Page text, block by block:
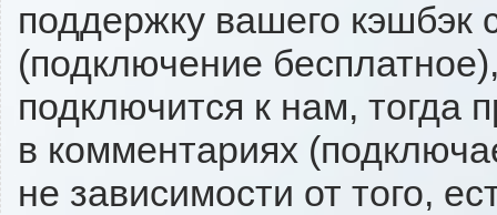
поддержку вашего кэшбэк
(подключение
подключится к нам, тогда
в комментариях
не зависимости от того,